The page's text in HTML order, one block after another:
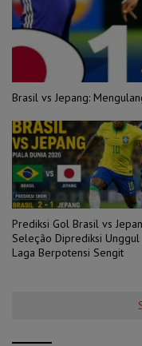
Brasil vs Jepang:
Prediksi Gol Brasil vs
Seleção Diprediksi Unggul
Laga Berpotensi Sengit